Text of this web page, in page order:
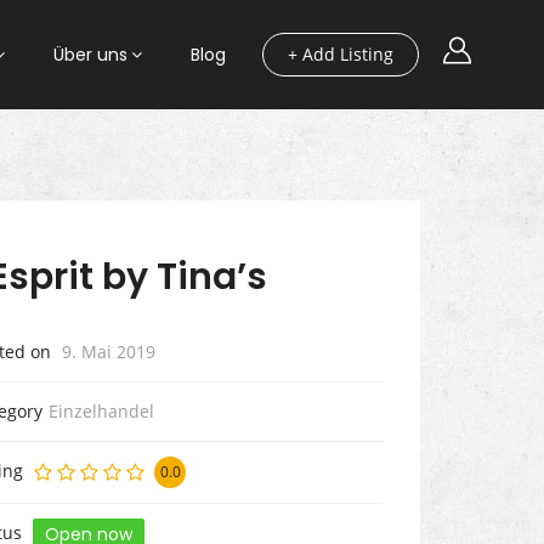
+ Add Listing
Über uns Blog
by Tina’s
on 9. Mai 2019
Einzelhandel
0.0
Open now